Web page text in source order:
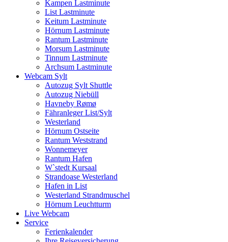
Kampen Lastminute
List Lastminute
Keitum Lastminute
Hörnum Lastminute
Rantum Lastminute
Morsum Lastminute
Tinnum Lastminute
Archsum Lastminute
Webcam Sylt
Autozug Sylt Shuttle
Autozug Niebüll
Havneby Rømø
Fähranleger List/Sylt
Westerland
Hörnum Ostseite
Rantum Weststrand
Wonnemeyer
Rantum Hafen
W`stedt Kursaal
Strandoase Westerland
Hafen in List
Westerland Strandmuschel
Hörnum Leuchtturm
Live Webcam
Service
Ferienkalender